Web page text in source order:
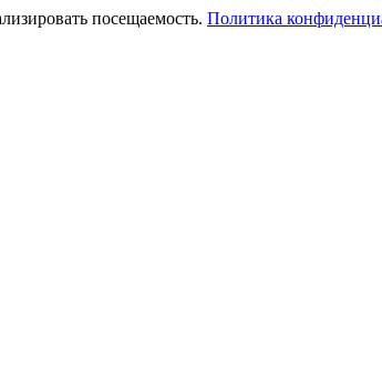
посещаемость. Политика